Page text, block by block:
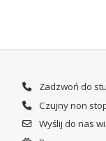
Zadzwoń do
Czujny non
Wyślij do nas